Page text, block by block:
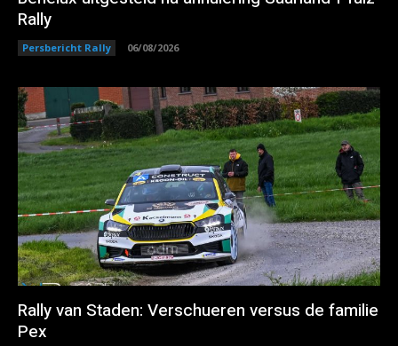
Rally
Persbericht Rally 06/08/2026
Rally van Staden: Verschueren versus de familie
Pex